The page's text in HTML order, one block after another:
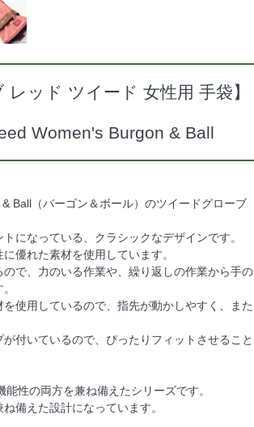
レッド ツイード 女性用 手袋】
Women's Burgon & Ball
Ball（バーゴン＆ボール）のツイードグローブ
になっている、クラシックなデザインです。
優れた素材を使用しています。
で、力のいる作業や、繰り返しの作業から手の
使用しているので、指先が動かしやすく、また
付いているので、ぴったりフィットさせること
性の両方を兼ね備えたシリーズです。
備えた設計になっています。